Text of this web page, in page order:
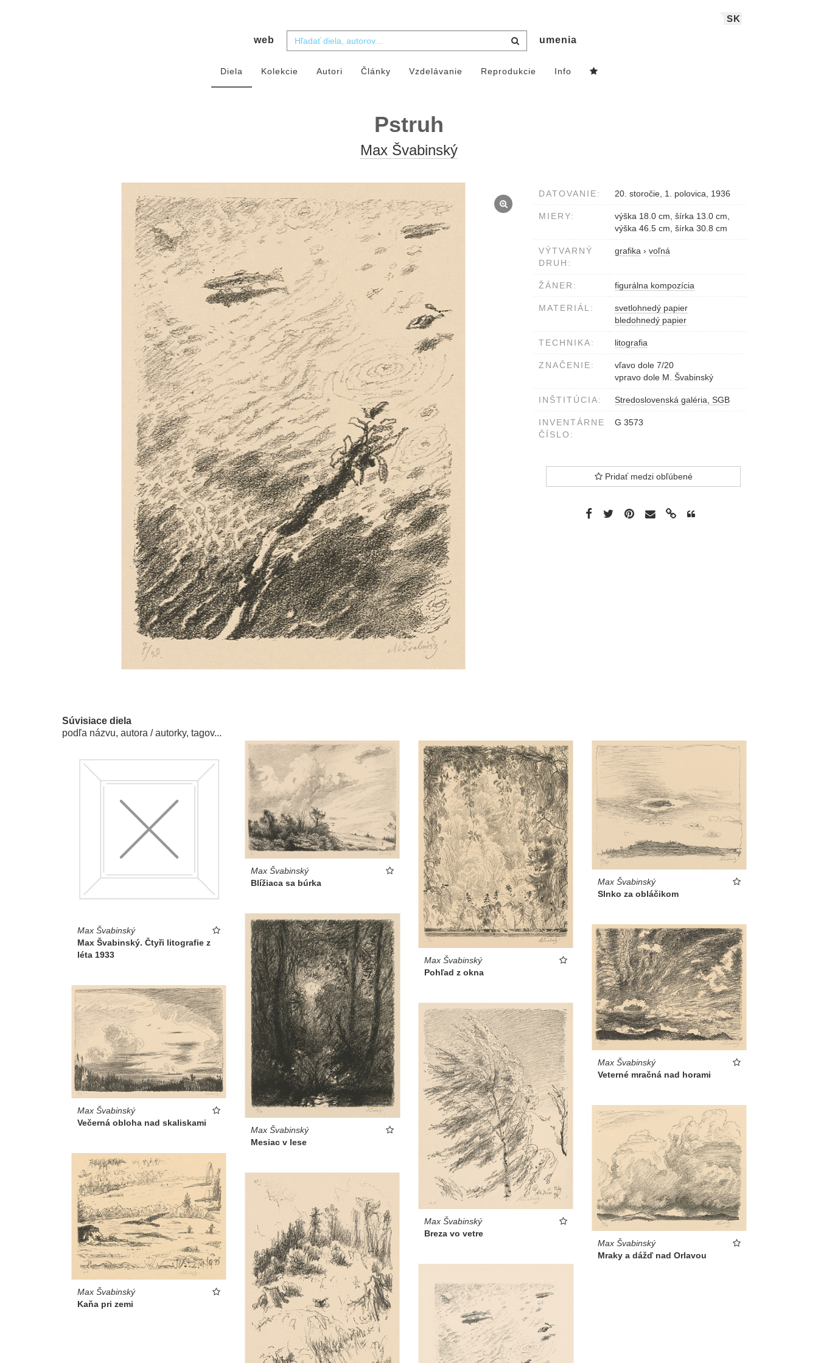
SK
web umenia
Diela Kolekcie Autori Články Vzdelávanie Reprodukcie Info
Pstruh
Max Švabinský
DATOVANIE: 20. storočie, 1. polovica, 1936
MIERY:
výška 18.0 cm, šírka 13.0 cm,
výška 46.5 cm, šírka 30.8 cm
VÝTVARNÝ
DRUH:
grafika › voľná
ŽÁNER: figurálna kompozícia
MATERIÁL:
svetlohnedý papier
bledohnedý papier
TECHNIKA: litografia
ZNAČENIE:
vľavo dole 7/20
vpravo dole M. Švabinský
INŠTITÚCIA: Stredoslovenská galéria, SGB
INVENTÁRNE
ČÍSLO:
G 3573
Pridať medzi obľúbené
Súvisiace diela
podľa názvu, autora / autorky, tagov...
Max Švabinský
Max Švabinský. Čtyři litografie z
léta 1933
Max Švabinský
Blížiaca sa búrka
Max Švabinský
Pohľad z okna
Max Švabinský
Slnko za obláčikom
Max Švabinský
Mesiac v lese
Max Švabinský
Veterné mračná nad horami
Max Švabinský
Večerná obloha nad skaliskami
Max Švabinský
Breza vo vetre
Max Švabinský
Mraky a dážď nad Orlavou
Max Švabinský
Kaňa pri zemi